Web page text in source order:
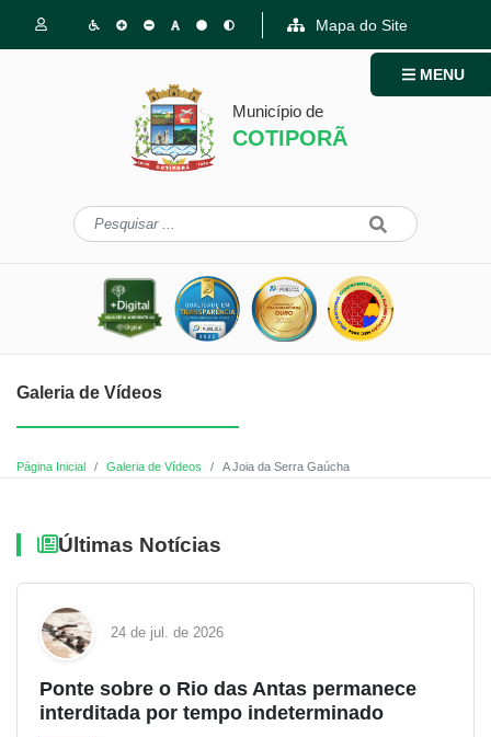
Mapa do Site
Município de
COTIPORÃ
MENU
Galeria de Vídeos
Página Inicial Galeria de Vídeos A Joia da Serra Gaúcha
Últimas Notícias
24 de jul. de 2026
Ponte sobre o Rio das Antas permanece
interditada por tempo indeterminado